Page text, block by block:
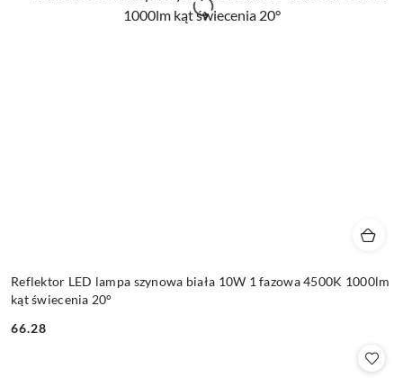
Reflektor LED lampa szynowa biała 10W 1 fazowa 4500K 1000lm
kąt świecenia 20°
Cena:
66.28